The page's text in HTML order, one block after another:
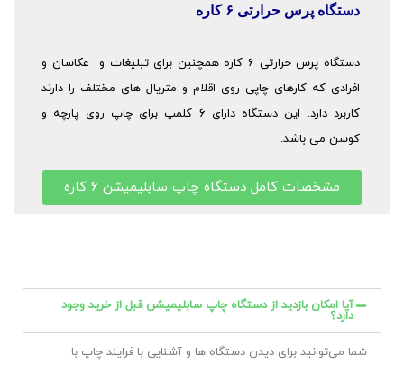
دستگاه پرس حرارتی ۶ کاره
دستگاه پرس حرارتی ۶ کاره همچنین برای تبلیغات و عکاسان و
افرادی که کارهای چاپی روی اقلام و متریال های مختلف را دارند
کاربرد دارد. این دستگاه دارای ۶ کلمپ برای چاپ روی پارچه و
کوسن می باشد.
مشخصات کامل دستگاه چاپ سابلیمیشن ۶ کاره
آیا امکان بازدید از دستگاه چاپ سابلیمیشن قبل از خرید وجود
دارد؟
شما می‌توانید برای دیدن دستگاه ها و آشنایی با فرایند چاپ با